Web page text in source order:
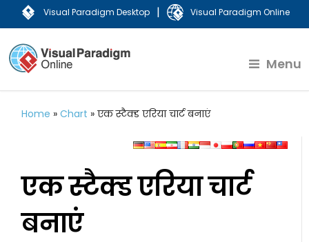
Visual Paradigm Desktop | Visual Paradigm Online
Menu
Home »Chart »एक स्टैक्ड एरिया चार्ट बनाएं
एक स्टैक्ड एरिया चार्ट
बनाएं